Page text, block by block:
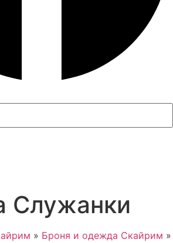
Служанки
» Броня и одежда Скайрим »